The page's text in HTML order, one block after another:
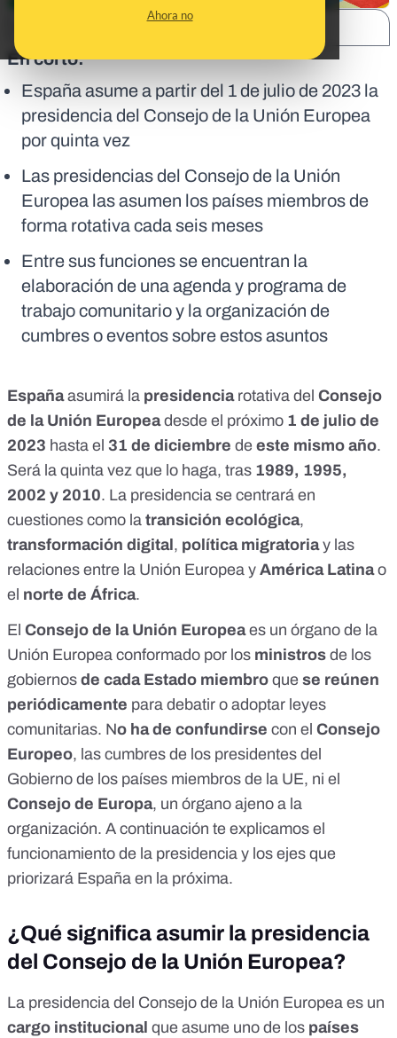
Ahora no
En corto:
España asume a partir del 1 de julio de 2023 la
presidencia del Consejo de la Unión Europea
por quinta vez
Las presidencias del Consejo de la Unión
Europea las asumen los países miembros de
forma rotativa cada seis meses
Entre sus funciones se encuentran la
elaboración de una agenda y programa de
trabajo comunitario y la organización de
cumbres o eventos sobre estos asuntos
Españaasumirá la presidencia rotativa del Consejo
de la Unión Europeadesde el próximo 1 de julio de
2023 hasta el 31 de diciembre de este mismo año.
Será la quinta vez que lo haga, tras 1989, 1995,
2002 y 2010. La presidencia se centrará en
cuestiones como la transición ecológica,
transformación digital , política migratoriay las
relaciones entre la Unión Europea y América Latinao
el norte de África.
El Consejo de la Unión Europeaes un órgano de la
Unión Europea conformado por los ministros de los
gobiernos de cada Estado miembro que se reúnen
periódicamente para debatir o adoptar leyes
comunitarias. No ha de confundirse con el Consejo
Europeo, las cumbres de los presidentes del
Gobierno de los países miembros de la UE, ni el
Consejo de Europa, un órgano ajeno a la
organización. A continuación te explicamos el
funcionamiento de la presidencia y los ejes que
priorizará España en la próxima.
¿Qué significa asumir la presidencia
del Consejo de la Unión Europea?
La presidencia del Consejo de la Unión Europea es un
cargo institucional que asume uno de los países